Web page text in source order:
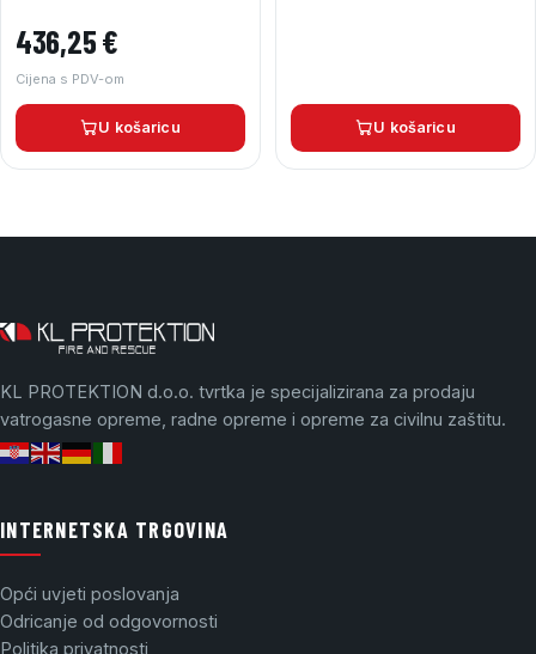
436,25€
Cijena s PDV-om
U košaricu U košaricu
KL PROTEKTION d.o.o. tvrtka je specijalizirana za prodaju
vatrogasne opreme, radne opreme i opreme za civilnu zaštitu.
INTERNETSKA TRGOVINA
Opći uvjeti poslovanja
Odricanje od odgovornosti
Politika privatnosti